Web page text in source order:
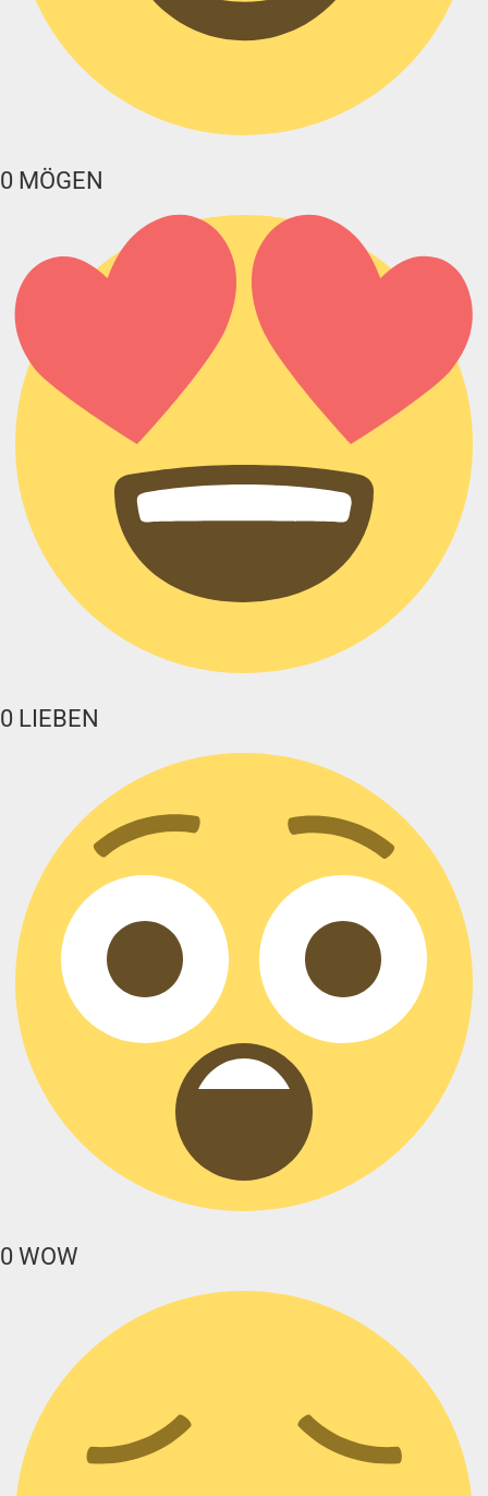
0 MÖGEN
0 LIEBEN
0 WOW